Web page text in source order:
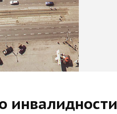
инвалидности